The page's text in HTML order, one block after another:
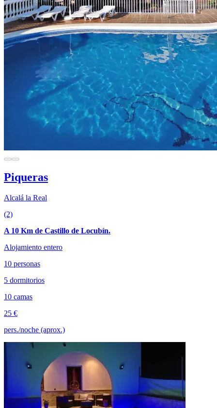
Piqueras
Alcalá la Real
(2)
A 10 Km de Castillo de Locubín.
Alojamiento entero
10 personas
5 dormitorios
10 camas
25 €
pers./noche (aprox.)